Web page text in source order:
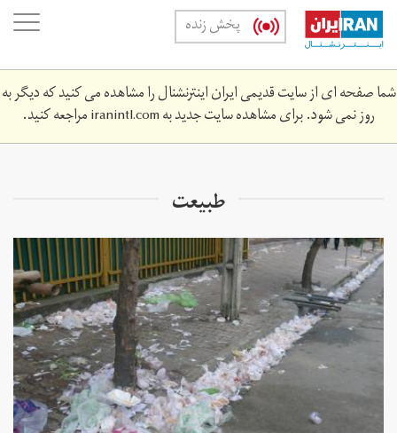
Skip
main
content
پخش زنده
شما صفحه ای از سایت قدیمی ایران اینترنشنال را مشاهده می کنید که دیگر به
روز نمی شود. برای مشاهده سایت جدید بهiranintl.comمراجعه کنید.
طبیعت